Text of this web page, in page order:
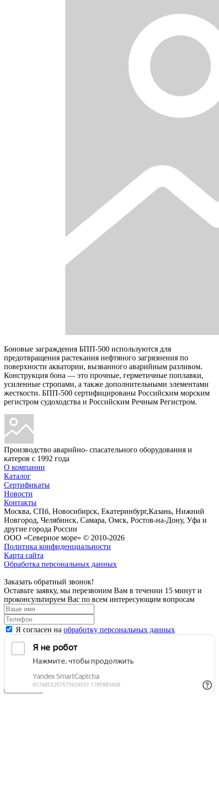
Боновые заграждения БПП-500 используются для
предотвращения растекания нефтяного загрязнения по
поверхности акватории, вызванного аварийным разливом.
Конструкция бона — это прочные, герметичные поплавки,
усиленные стропами, а также дополнительными элементами
жесткости. БПП-500 сертифицированы Российским морским
регистром судоходства и Российским Речным Регистром.
Производство аварийно- спасательного оборудования и
катеров с 1992 года
О компании
Каталог
Сертификаты
Новости
Контакты
Москва, СПб, Новосибирск, Екатеринбург,Казань, Нижний
Новгород, Челябинск, Самара, Омск, Ростов-на-Дону, Уфа и
другие города России
ООО «Северное море» © 2010-2026
Политика конфиденциальности
Карта сайта
Обработка персональных данных
Заказать обратный звонок!
Оставьте заявку, мы перезвоним Вам в течении 15 минут и
проконсультируем Вас по всем интересующим вопросам
Я согласен на обработку персональных данных
Отправить